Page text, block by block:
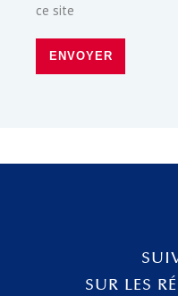
ce site
ENVOYER
SUR LES